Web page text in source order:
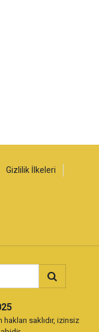
Gizlilik İlkeleri
saklıdır, izinsiz